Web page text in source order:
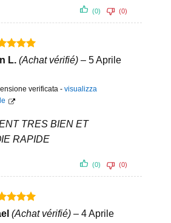
(0) (0)
5
L.(Achat vérifié) – 5 Aprile
verificata -visualizza
TRES BIEN ET
RAPIDE
(0) (0)
5
(Achat vérifié) – 4 Aprile